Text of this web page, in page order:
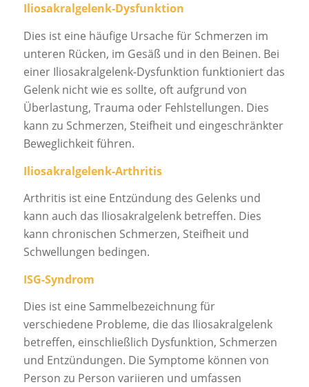
Iliosakralgelenk-Dysfunktion
Dies ist eine häufige Ursache für Schmerzen im
unteren Rücken, im Gesäß und in den Beinen. Bei
einer Iliosakralgelenk-Dysfunktion funktioniert das
Gelenk nicht wie es sollte, oft aufgrund von
Überlastung, Trauma oder Fehlstellungen. Dies
kann zu Schmerzen, Steifheit und eingeschränkter
Beweglichkeit führen.
Iliosakralgelenk-Arthritis
Arthritis ist eine Entzündung des Gelenks und
kann auch das Iliosakralgelenk betreffen. Dies
kann chronischen Schmerzen, Steifheit und
Schwellungen bedingen.
ISG-Syndrom
Dies ist eine Sammelbezeichnung für
verschiedene Probleme, die das Iliosakralgelenk
betreffen, einschließlich Dysfunktion, Schmerzen
und Entzündungen. Die Symptome können von
Person zu Person variieren und umfassen